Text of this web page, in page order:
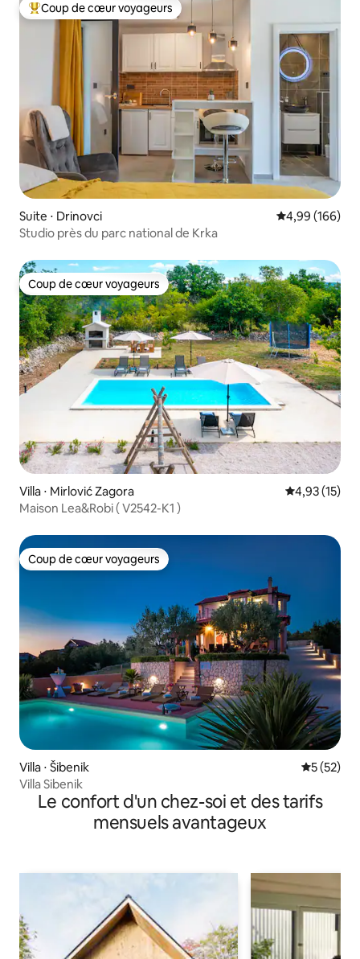
Coups de cœur voyageurs les plus appréciés
Coup de cœur voyageurs
Suite ⋅ Drinovci Évaluation
4,99 (166)
Studio près du parc national de Krka
Coup de cœur voyageurs
Coup de cœur voyageurs
Villa ⋅ Mirlović Zagora Évaluation
4,93 (15)
Maison Lea&Robi ( V2542-K1 )
Coup de cœur voyageurs
Coup de cœur voyageurs
Villa ⋅ Šibenik
5 (52)
Villa Sibenik
Le confort d'un chez-soi et des tarifs
mensuels avantageux